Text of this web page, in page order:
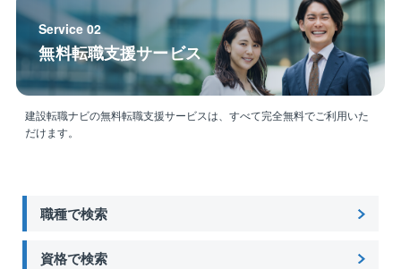
Service 02
無料転職支援サービス
建設転職ナビの無料転職支援サービスは、すべて完全無料でご利用いた
だけます。
職種で検索
資格で検索